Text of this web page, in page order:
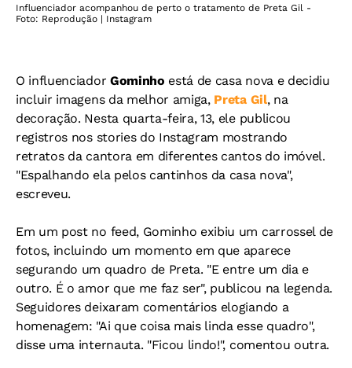
Influenciador acompanhou de perto o tratamento de Preta Gil -
Foto: Reprodução | Instagram
O influenciador Gominho está de casa nova e decidiu
incluir imagens da melhor amiga, Preta Gil, na
decoração. Nesta quarta-feira, 13, ele publicou
registros nos stories do Instagram mostrando
retratos da cantora em diferentes cantos do imóvel.
"Espalhando ela pelos cantinhos da casa nova",
escreveu.
Em um post no feed, Gominho exibiu um carrossel de
fotos, incluindo um momento em que aparece
segurando um quadro de Preta. "E entre um dia e
outro. É o amor que me faz ser", publicou na legenda.
Seguidores deixaram comentários elogiando a
homenagem: "Ai que coisa mais linda esse quadro",
disse uma internauta. "Ficou lindo!", comentou outra.